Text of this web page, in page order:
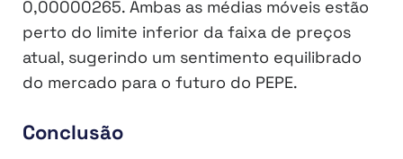
0,00000265. Ambas as médias móveis estão
perto do limite inferior da faixa de preços
atual, sugerindo um sentimento equilibrado
do mercado para o futuro do PEPE.
Conclusão